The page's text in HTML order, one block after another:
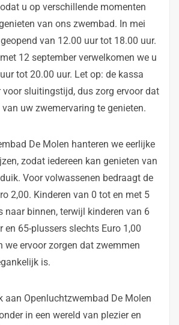
u op verschillende momenten
van ons zwembad. In mei
van 12.00 uur tot 18.00 uur.
12 september verwelkomen we u
tot 20.00 uur. Let op: de kassa
sluitingstijd, dus zorg ervoor dat
uw zwemervaring te genieten.
De Molen hanteren we eerlijke
zodat iedereen kan genieten van
Voor volwassenen bedraagt de
2,00. Kinderen van 0 tot en met 5
naar binnen, terwijl kinderen van 6
en 65-plussers slechts Euro 1,00
we ervoor zorgen dat zwemmen
is.
aan Openluchtzwembad De Molen
in een wereld van plezier en